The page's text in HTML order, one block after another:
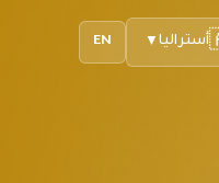
EN أستراليا ▼